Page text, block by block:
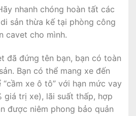
nhanh chóng hoàn tất các
sản thừa kế tại phòng công
cavet cho mình.
đã đứng tên bạn, bạn có toàn
Bạn có thể mang xe đến
xe ô tô” với hạn mức vay
giá trị xe), lãi suất thấp, hợp
được niêm phong bảo quản